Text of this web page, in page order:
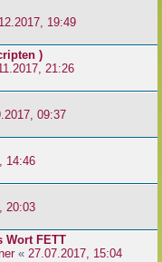
19:49
)
21:26
09:37
14:46
20:03
Wort FETT
« 27.07.2017, 15:04